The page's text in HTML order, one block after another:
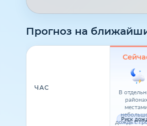
Прогноз на
ЧАС
В
местами
дождь с
Риск